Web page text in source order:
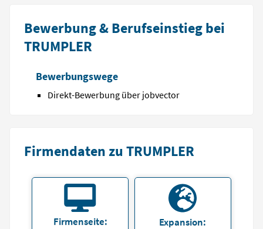
Bewerbung & Berufseinstieg bei
TRUMPLER
Bewerbungswege
Direkt-Bewerbung über jobvector
Firmendaten zu TRUMPLER
Firmenseite: Expansion: